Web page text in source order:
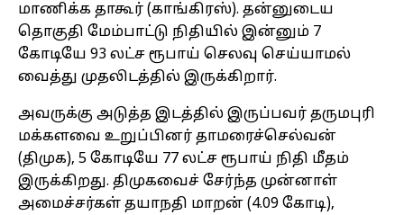
மாணிக்க தாகூர் (காங்கிரஸ்). தன்னுடைய
தொகுதி மேம்பாட்டு நிதியில் இன்னும் 7
கோடியே 93 லட்ச ரூபாய் செலவு செய்யாமல்
வைத்து முதலிடத்தில் இருக்கிறார்.
அவருக்கு அடுத்த இடத்தில் இருப்பவர் தருமபுரி
மக்களவை உறுப்பினர் தாமரைச்செல்வன்
(திமுக), 5 கோடியே 77 லட்ச ரூபாய் நிதி மீதம்
இருக்கிறது. திமுகவைச் சேர்ந்த முன்னாள்
அமைச்சர்கள் தயாநதி மாறன் (4.09 கோடி),